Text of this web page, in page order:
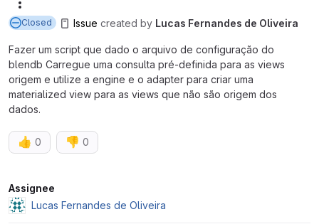
Closed Issue created by Lucas Fernandes de Oliveira
Fazer um script que dado o arquivo de configuração do
blendb Carregue uma consulta pré-definida para as views
origem e utilize a engine e o adapter para criar uma
materialized view para as views que não são origem dos
dados.
👍 0 👎 0
Attributes
Assignee
Lucas Fernandes de Oliveira